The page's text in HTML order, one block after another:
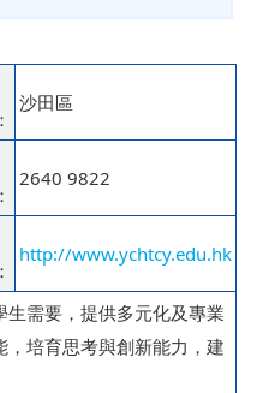
沙田區
2640 9822
http://www.ychtcy.edu.hk
需要，提供多元化及專業
培育思考與創新能力，建